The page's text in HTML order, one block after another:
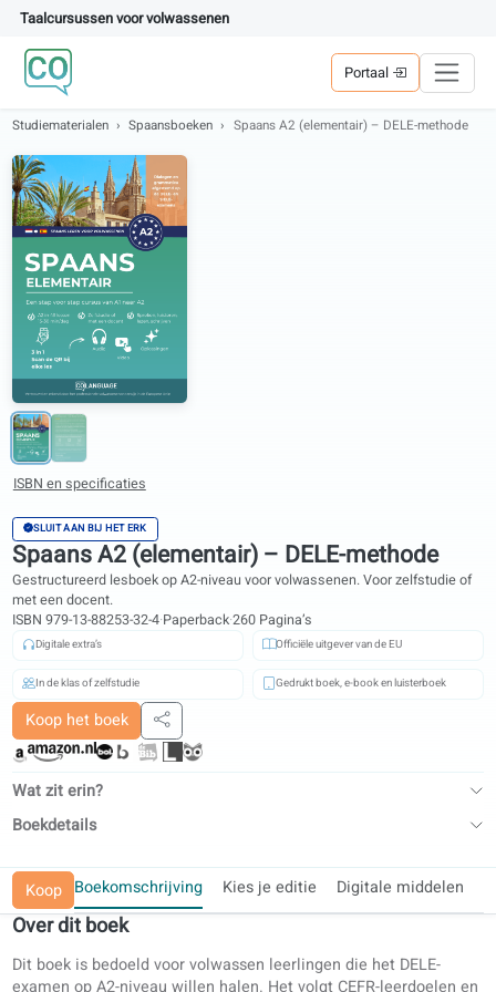
Taalcursussen voor volwassenen
Portaal
Spaans A2 (elementair) – DELE-
ISBN en specificaties
SLUIT AAN BIJ HET ERK
Spaans A2 (elementair) – DELE-methode
Gestructureerd lesboek op A2-niveau voor volwassenen. Voor
ISBN 979-13-88253-32-4
260 Pagina’s
Digitale extra’s
In de klas of zelfstudie
Koop het boek
Wat zit erin?
Boekdetails
Boekomschrijving Kies je editie Digitale